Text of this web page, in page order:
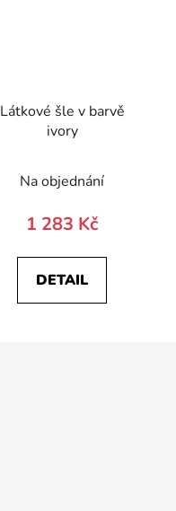
Látkové šle v barvě
ivory
Na objednání
1 283 Kč
DETAIL